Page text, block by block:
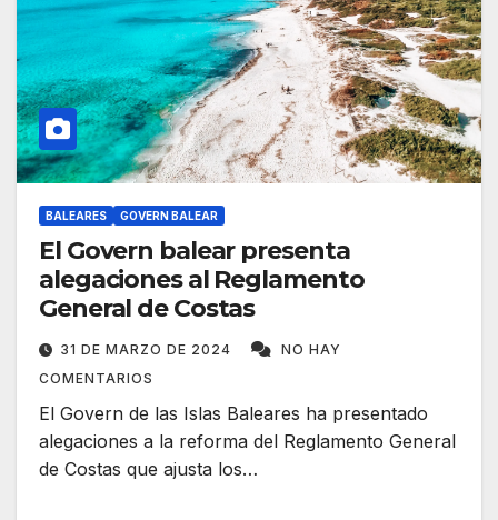
BALEARES GOVERN BALEAR
El Govern balear presenta
alegaciones al Reglamento
General de Costas
31 DE MARZO DE 2024
NO HAY
COMENTARIOS
El Govern de las Islas Baleares ha presentado
alegaciones a la reforma del Reglamento General
de Costas que ajusta los…